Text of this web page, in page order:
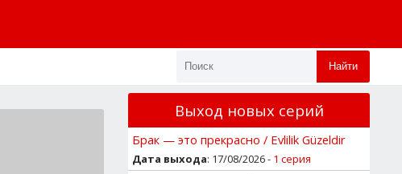
Найти
Выход новых серий
Брак — это прекрасно / Evlilik Güzeldir
Дата выхода: 17/08/2026 - 1 серия